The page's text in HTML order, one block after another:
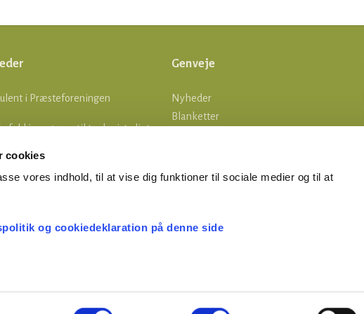
cookies
vores indhold, til at vise dig funktioner til sociale medier og til at
og cookiedeklaration på denne side
i Præsteforeningen
fald i ansøgere til teologistudiet
Genveje
Nyheder
Blanketter